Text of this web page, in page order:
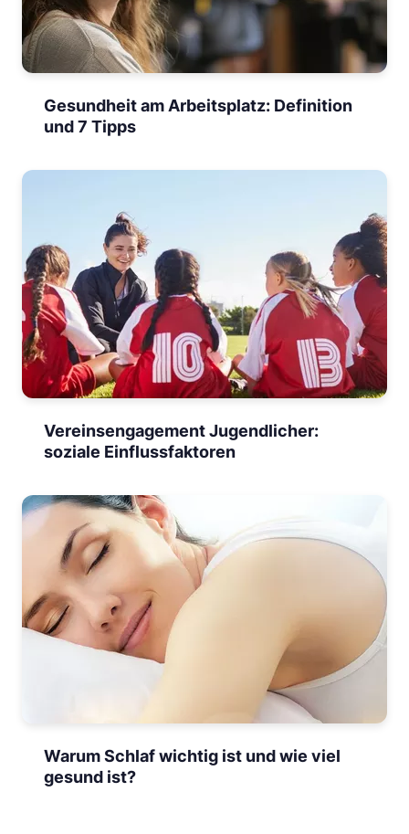
Gesundheit am Arbeitsplatz: Definition
und 7 Tipps
Vereinsengagement Jugendlicher:
soziale Einflussfaktoren
Warum Schlaf wichtig ist und wie viel
gesund ist?